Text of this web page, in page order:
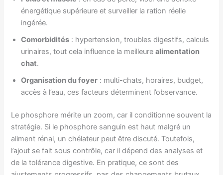
énergétique supérieure et surveiller la ration réelle
ingérée.
Comorbidités : hypertension, troubles digestifs, calculs
urinaires, tout cela influence la meilleurealimentation
chat.
Organisation du foyer : multi-chats, horaires, budget,
accès à l’eau, ces facteurs déterminent l’observance.
Le phosphore mérite un zoom, car il conditionne souvent la
stratégie. Si le phosphore sanguin est haut malgré un
aliment rénal, un chélateur peut être discuté. Toutefois,
l’ajout se fait sous contrôle, car il dépend des analyses et
de la tolérance digestive. En pratique, ce sont des